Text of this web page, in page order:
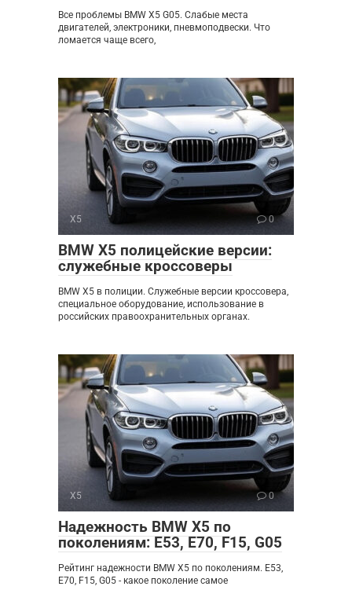
Все проблемы BMW X5 G05. Слабые места
двигателей, электроники, пневмоподвески. Что
ломается чаще всего,
X5 0
BMW X5 полицейские версии:
служебные кроссоверы
BMW X5 в полиции. Служебные версии кроссовера,
специальное оборудование, использование в
российских правоохранительных органах.
X5 0
Надежность BMW X5 по
поколениям: E53, E70, F15, G05
Рейтинг надежности BMW X5 по поколениям. E53,
E70, F15, G05 - какое поколение самое